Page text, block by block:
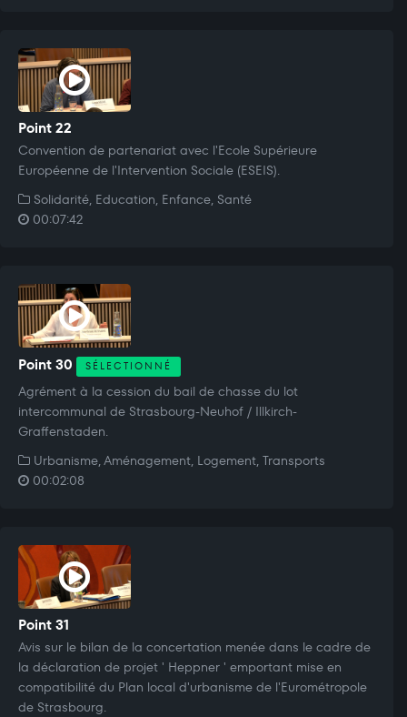
Point 22
Convention de partenariat avec l'Ecole Supérieure
Européenne de l'Intervention Sociale (ESEIS).
Solidarité, Education, Enfance, Santé
00:07:42
Point 30 SÉLECTIONNÉ
Agrément à la cession du bail de chasse du lot
intercommunal de Strasbourg-Neuhof / Illkirch-
Graffenstaden.
Urbanisme, Aménagement, Logement, Transports
00:02:08
Point 31
Avis sur le bilan de la concertation menée dans le cadre de
la déclaration de projet ' Heppner ' emportant mise en
compatibilité du Plan local d'urbanisme de l'Eurométropole
de Strasbourg.